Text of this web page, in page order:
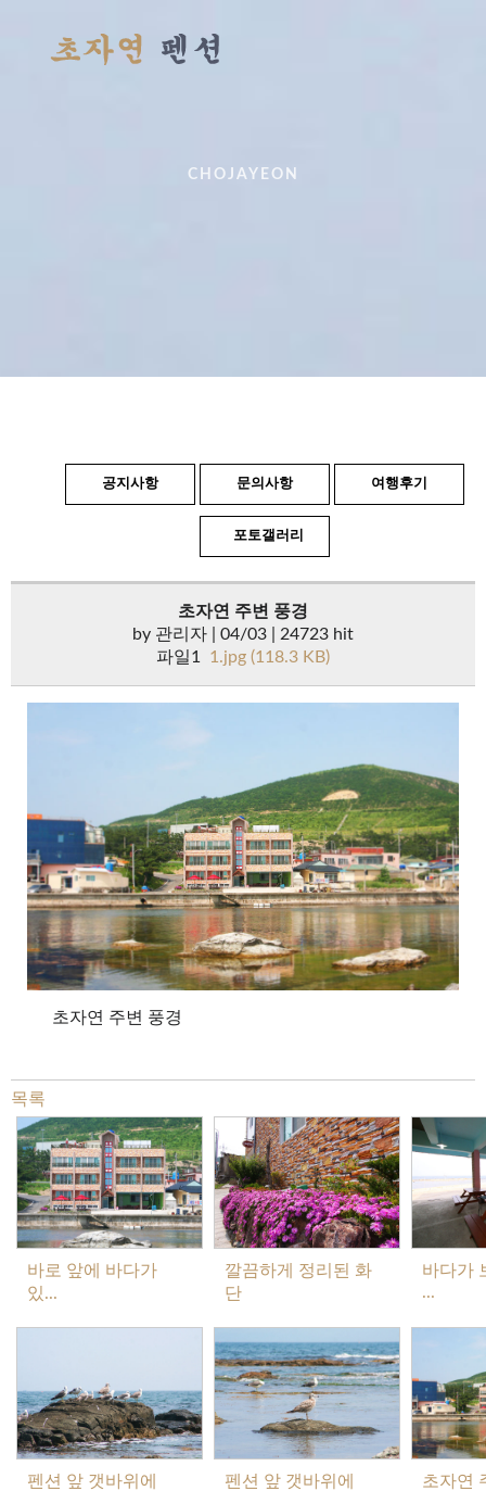
CHOJAYEON
공지사항 문의사항 여행후기
포토갤러리
초자연 주변 풍경
by 관리자 | 04/03 | 24723 hit
파일1 1.jpg (118.3 KB)
초자연 주변 풍경
목록
바로 앞에 바다가
있...
깔끔하게 정리된 화
단
바다가
...
펜션 앞 갯바위에
펜션 앞 갯바위에
초자연